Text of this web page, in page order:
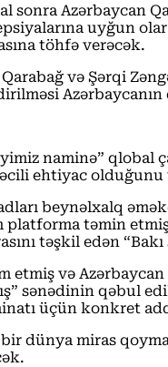
sonra Azərbaycan
töhfə verəcək.
və Şərqi
naminə”
ehtiyac olduğunu
beynəlxalq
təmin
təşkil edən
və
sənədinin qəbul
üçün konkret
bir dünya miras